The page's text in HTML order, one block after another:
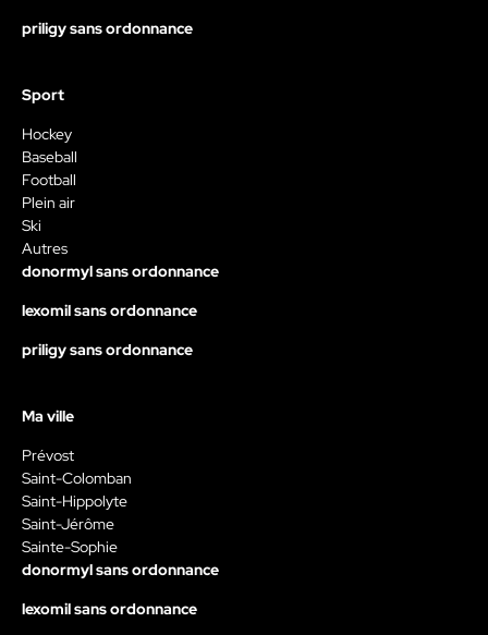
priligy sans ordonnance
Sport
Hockey
Baseball
Football
Plein air
Ski
Autres
donormyl sans ordonnance
lexomil sans ordonnance
priligy sans ordonnance
Ma ville
Prévost
Saint-Colomban
Saint-Hippolyte
Saint-Jérôme
Sainte-Sophie
donormyl sans ordonnance
lexomil sans ordonnance